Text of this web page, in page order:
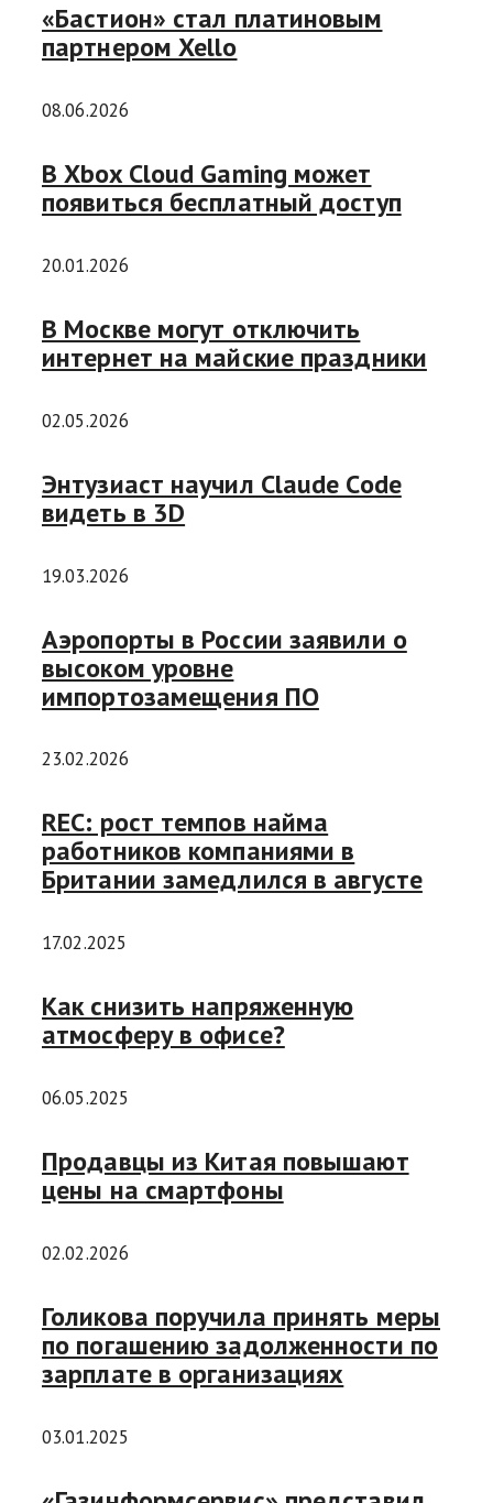
«Бастион» стал платиновым
партнером Xello
08.06.2026
В Xbox Cloud Gaming может
появиться бесплатный доступ
20.01.2026
В Москве могут отключить
интернет на майские праздники
02.05.2026
Энтузиаст научил Claude Code
видеть в 3D
19.03.2026
Аэропорты в России заявили о
высоком уровне
импортозамещения ПО
23.02.2026
REC: рост темпов найма
работников компаниями в
Британии замедлился в августе
17.02.2025
Как снизить напряженную
атмосферу в офисе?
06.05.2025
Продавцы из Китая повышают
цены на смартфоны
02.02.2026
Голикова поручила принять меры
по погашению задолженности по
зарплате в организациях
03.01.2025